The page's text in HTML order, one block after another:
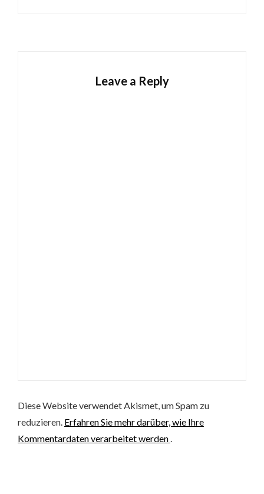
Leave a Reply
Diese Website verwendet Akismet, um Spam zu
reduzieren. Erfahren Sie mehr darüber, wie Ihre
Kommentardaten verarbeitet werden.